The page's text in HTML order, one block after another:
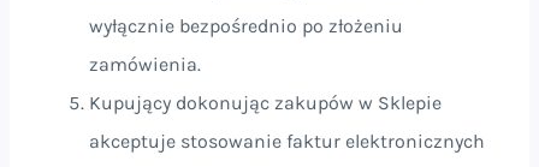
wyłącznie bezpośrednio po złożeniu
zamówienia.
Kupujący dokonując zakupów w Sklepie
akceptuje stosowanie faktur elektronicznych